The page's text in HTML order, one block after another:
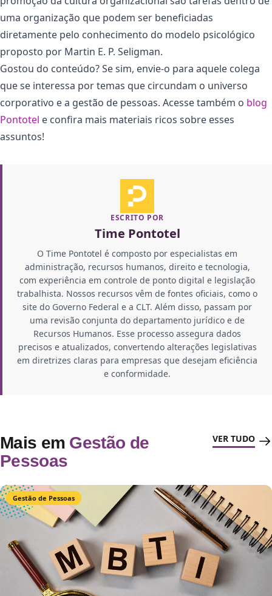
uma organização que podem ser beneficiadas
diretamente pelo conhecimento do modelo psicológico
proposto por Martin E. P. Seligman.
Gostou do conteúdo? Se sim, envie-o para aquele colega
que se interessa por temas que circundam o universo
corporativo e a gestão de pessoas. Acesse também o blog
Pontotel e confira mais materiais ricos sobre esses
assuntos!
ESCRITO POR
Time Pontotel
O Time Pontotel é composto por especialistas em
administração, recursos humanos, direito e tecnologia,
com experiência em controle de ponto digital e legislação
trabalhista. Nossos recursos vêm de fontes oficiais, como o
site do Governo Federal e a CLT. Além disso, passam por
uma revisão conjunta do departamento jurídico e de
Recursos Humanos. Esse processo assegura dados
precisos e atualizados, convertendo alterações legislativas
em diretrizes claras para empresas que desejam eficiência
e conformidade.
Mais em Gestão de
Pessoas
VER TUDO
Gestão de Pessoas